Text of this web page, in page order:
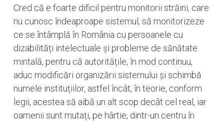
Cred că e foarte dificil pentru monitorii străini, care
nu cunosc îndeaproape sistemul, să monitorizeze
ce se întâmplă în România cu persoanele cu
dizabilități intelectuale și probleme de sănătate
mintală, pentru că autoritățile, în mod continuu,
aduc modificări organizării sistemului și schimbă
numele instituțiilor, astfel încât, în teorie, conform
legii, acestea să aibă un alt scop decât cel real, iar
oamenii sunt mutați, pe hârtie, dintr-un centru în